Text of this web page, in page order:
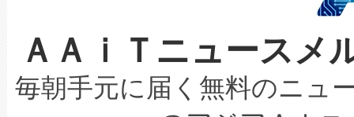
取得できる可能性もあります
設には、3億～4億ドルかか
最高経営責任者（CEO）であ
限を超えて利用可能な電力容
持できるよう貢献します。こ
ービスレベル契約（SLA）違
なレーザースポットにより、
な環境下でも豊かなディテー
キロメートル範囲を検出
LiDAR for Inspections,
ＡＡｉＴニュース
毎朝手元に届く無料のニュ